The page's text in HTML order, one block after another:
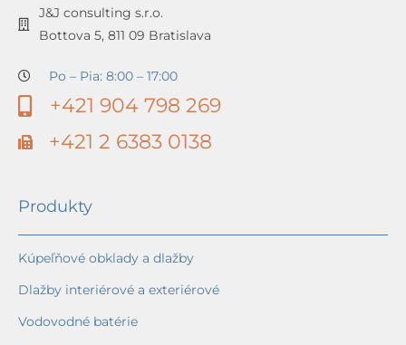
J&J consulting s.r.o.
Bottova 5, 811 09 Bratislava
Po – Pia: 8:00 – 17:00
+421 904 798 269
+421 2 6383 0138
Produkty
Kúpeľňové obklady a dlažby
Dlažby interiérové a exteriérové
Vodovodné batérie